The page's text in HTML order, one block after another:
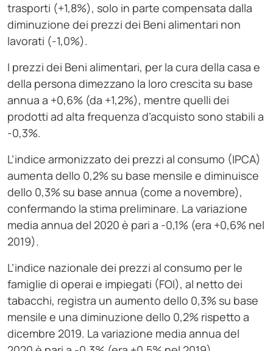
trasporti (+1,8%), solo in parte compensata dalla
diminuzione dei prezzi dei Beni alimentari non
lavorati (-1,0%).
I prezzi dei Beni alimentari, per la cura della casa e
della persona dimezzano la loro crescita su base
annua a +0,6% (da +1,2%), mentre quelli dei
prodotti ad alta frequenza d’acquisto sono stabili a
-0,3%.
L’indice armonizzato dei prezzi al consumo (IPCA)
aumenta dello 0,2% su base mensile e diminuisce
dello 0,3% su base annua (come a novembre),
confermando la stima preliminare. La variazione
media annua del 2020 è pari a -0,1% (era +0,6% nel
2019).
L’indice nazionale dei prezzi al consumo per le
famiglie di operai e impiegati (FOI), al netto dei
tabacchi, registra un aumento dello 0,3% su base
mensile e una diminuzione dello 0,2% rispetto a
dicembre 2019. La variazione media annua del